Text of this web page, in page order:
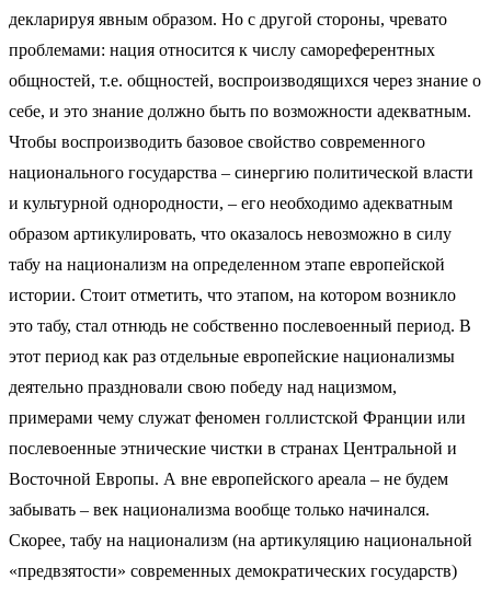
декларируя явным образом. Но с другой стороны, чревато
проблемами: нация относится к числу самореферентных
общностей, т.е. общностей, воспроизводящихся через знание о
себе, и это знание должно быть по возможности адекватным.
Чтобы воспроизводить базовое свойство современного
национального государства – синергию политической власти
и культурной однородности, – его необходимо адекватным
образом артикулировать, что оказалось невозможно в силу
табу на национализм на определенном этапе европейской
истории. Стоит отметить, что этапом, на котором возникло
это табу, стал отнюдь не собственно послевоенный период. В
этот период как раз отдельные европейские национализмы
деятельно праздновали свою победу над нацизмом,
примерами чему служат феномен голлистской Франции или
послевоенные этнические чистки в странах Центральной и
Восточной Европы. А вне европейского ареала – не будем
забывать – век национализма вообще только начинался.
Скорее, табу на национализм (на артикуляцию национальной
«предвзятости» современных демократических государств)